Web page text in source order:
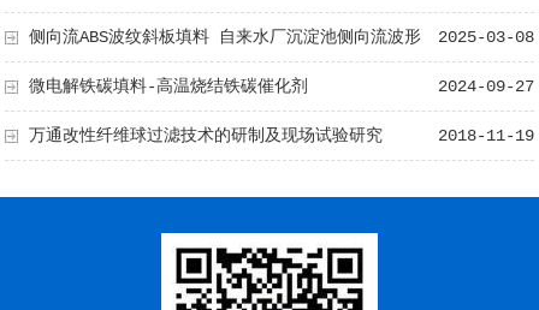
2025-03-08
侧向流ABS波纹斜板填料 自来水厂沉淀池侧向流波形
斜板 2024-09-27
微电解铁碳填料-高温烧结铁碳催化剂
2018-11-19
万通改性纤维球过滤技术的研制及现场试验研究